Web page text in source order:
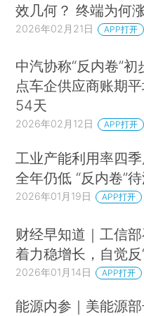
效几何？ 终端为何
2026年02月21日 APP打开
中汽协称“反内卷”初
点车企供应商账期
54天
2026年02月12日 APP打开
工业产能利用率四季
全年仍低 “反内卷”
2026年01月19日 APP打开
财经早知道｜工信
着力稳增长，自觉反
2026年01月14日 APP打开
能源内参｜美能源